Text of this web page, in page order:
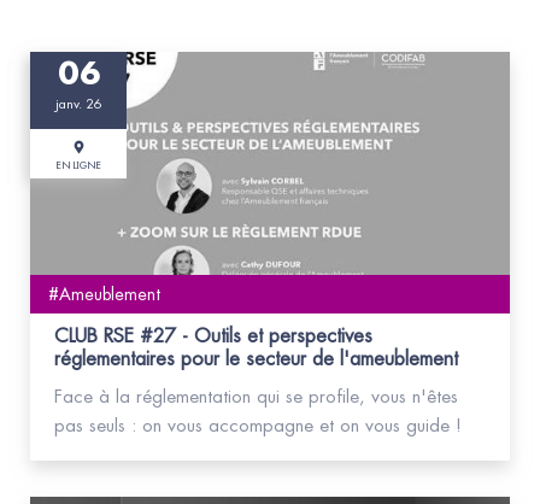
06
janv. 26
EN LIGNE
#Ameublement
CLUB RSE #27 - Outils et perspectives
réglementaires pour le secteur de l'ameublement
Face à la réglementation qui se profile, vous n'êtes
pas seuls : on vous accompagne et on vous guide !